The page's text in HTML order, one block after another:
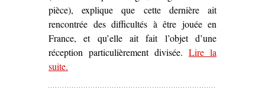
pièce), explique que cette dernière ait
rencontrée des difficultés à être jouée en
France, et qu’elle ait fait l’objet d’une
réception particulièrement divisée. Lire la
suite– ‘La Commune
.